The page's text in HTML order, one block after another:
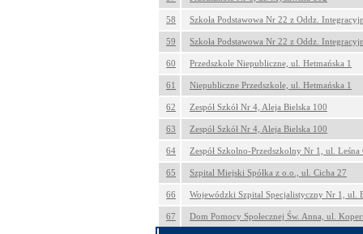
58 Szkoła Podstawowa Nr 22 z Oddz.
59 Szkoła Podstawowa Nr 22 z Oddz.
60 Przedszkole Niepubliczne, ul. Hetmańska 1
61 Niepubliczne Przedszkole, ul. Hetmańska 1
62 Zespół Szkół Nr 4, Aleja Bielska 100
63 Zespół Szkół Nr 4, Aleja Bielska 100
64 Zespół Szkolno-Przedszkolny Nr 1, ul. Leśna
65 Szpital Miejski Spółka z o.o., ul. Cicha 27
66 Wojewódzki Szpital Specjalistyczny Nr 1, ul.
67 Dom Pomocy Społecznej Św. Anna, ul.